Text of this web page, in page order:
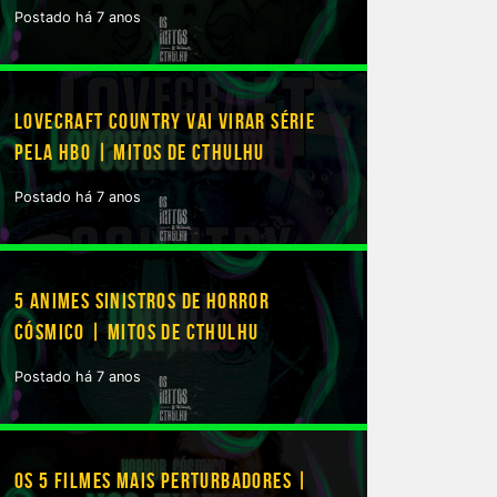
de estreia
Postado há 7 anos
LOVECRAFT COUNTRY VAI VIRAR SÉRIE
PELA HBO | MITOS DE CTHULHU
Postado há 7 anos
5 ANIMES SINISTROS DE HORROR
CÓSMICO | MITOS DE CTHULHU
Postado há 7 anos
OS 5 FILMES MAIS PERTURBADORES |